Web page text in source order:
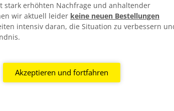
geeignet)
stark erhöhten Nachfrage und anhaltender
wir aktuell leider keine neuen Bestellungen
intensiv daran, die Situation zu verbessern
Akzeptieren und fortfahren